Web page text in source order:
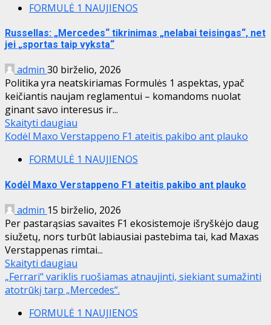
FORMULĖ 1 NAUJIENOS
Russellas: „Mercedes“ tikrinimas „nelabai teisingas“, net
jei „sportas taip vyksta“
admin 30 birželio, 2026
Politika yra neatskiriamas Formulės 1 aspektas, ypač
keičiantis naujam reglamentui – komandoms nuolat
ginant savo interesus ir...
Skaityti daugiau
Kodėl Maxo Verstappeno F1 ateitis pakibo ant plauko
FORMULĖ 1 NAUJIENOS
Kodėl Maxo Verstappeno F1 ateitis pakibo ant plauko
admin 15 birželio, 2026
Per pastarąsias savaites F1 ekosistemoje išryškėjo daug
siužetų, nors turbūt labiausiai pastebima tai, kad Maxas
Verstappenas rimtai...
Skaityti daugiau
„Ferrari“ variklis ruošiamas atnaujinti, siekiant sumažinti
atotrūkį tarp „Mercedes“.
FORMULĖ 1 NAUJIENOS